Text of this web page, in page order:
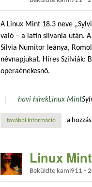
A Linux Mint 18.3 neve
való – a latin silvania után.
Silvia Numitor leánya,
névnapjukat. Híres Szilviák:
operaénekesnő.
havi hírekLinux Mint
további információlegyen a
a
Linux
Beküldte kami911 -